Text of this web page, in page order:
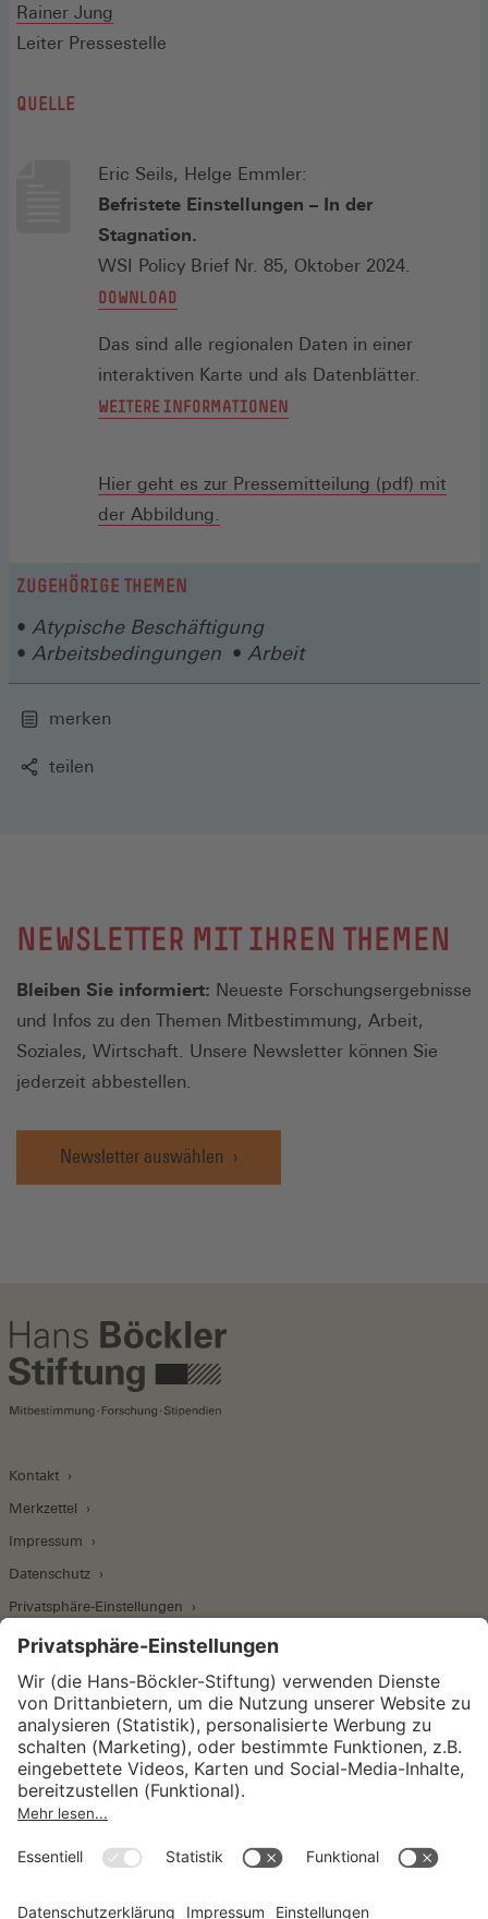
Fenster)
Rainer Jung
Leiter Pressestelle
QUELLE
Eric Seils, Helge Emmler:
Befristete Einstellungen – In der
Stagnation.
WSI Policy Brief Nr. 85, Oktober 2024.
DOWNLOAD
EINEM
NEUEN
FENSTER)
Das sind alle regionalen Daten in einer
interaktiven Karte und als Datenblätter.
WEITERE INFORMATIONEN
NEUEN
Hier geht es zur Pressemitteilung (pdf) mit
der Abbildung.
ZUGEHÖRIGE THEMEN
Atypische Beschäftigung
Arbeitsbedingungen
Arbeit
merken
teilen
NEWSLETTER MIT IHREN THEMEN
Bleiben Sie informiert: Neueste Forschungsergebnisse
und Infos zu den Themen Mitbestimmung, Arbeit,
Soziales, Wirtschaft. Unsere Newsletter können Sie
jederzeit abbestellen.
Newsletter auswählen
Kontakt
Merkzettel
Impressum
Datenschutz
Privatsphäre-Einstellungen
Wirtschafts- und Sozialwissenschaftliches Institut
Institut für Makroökonomie und
Konjunkturforschung
Unternehmensführung